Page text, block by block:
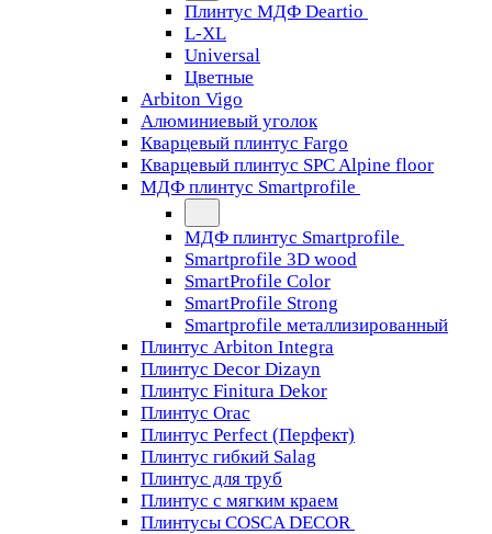
Плинтус МДФ Deartio
L-XL
Universal
Цветные
Arbiton Vigo
Алюминиевый уголок
Кварцевый плинтус Fargo
Кварцевый плинтус SPC Alpine floor
МДФ плинтус Smartprofile
МДФ плинтус Smartprofile
Smartprofile 3D wood
SmartProfile Color
SmartProfile Strong
Smartprofile металлизированный
Плинтус Arbiton Integra
Плинтус Decor Dizayn
Плинтус Finitura Dekor
Плинтус Orac
Плинтус Perfect (Перфект)
Плинтус гибкий Salag
Плинтус для труб
Плинтус с мягким краем
Плинтусы COSCA DECOR